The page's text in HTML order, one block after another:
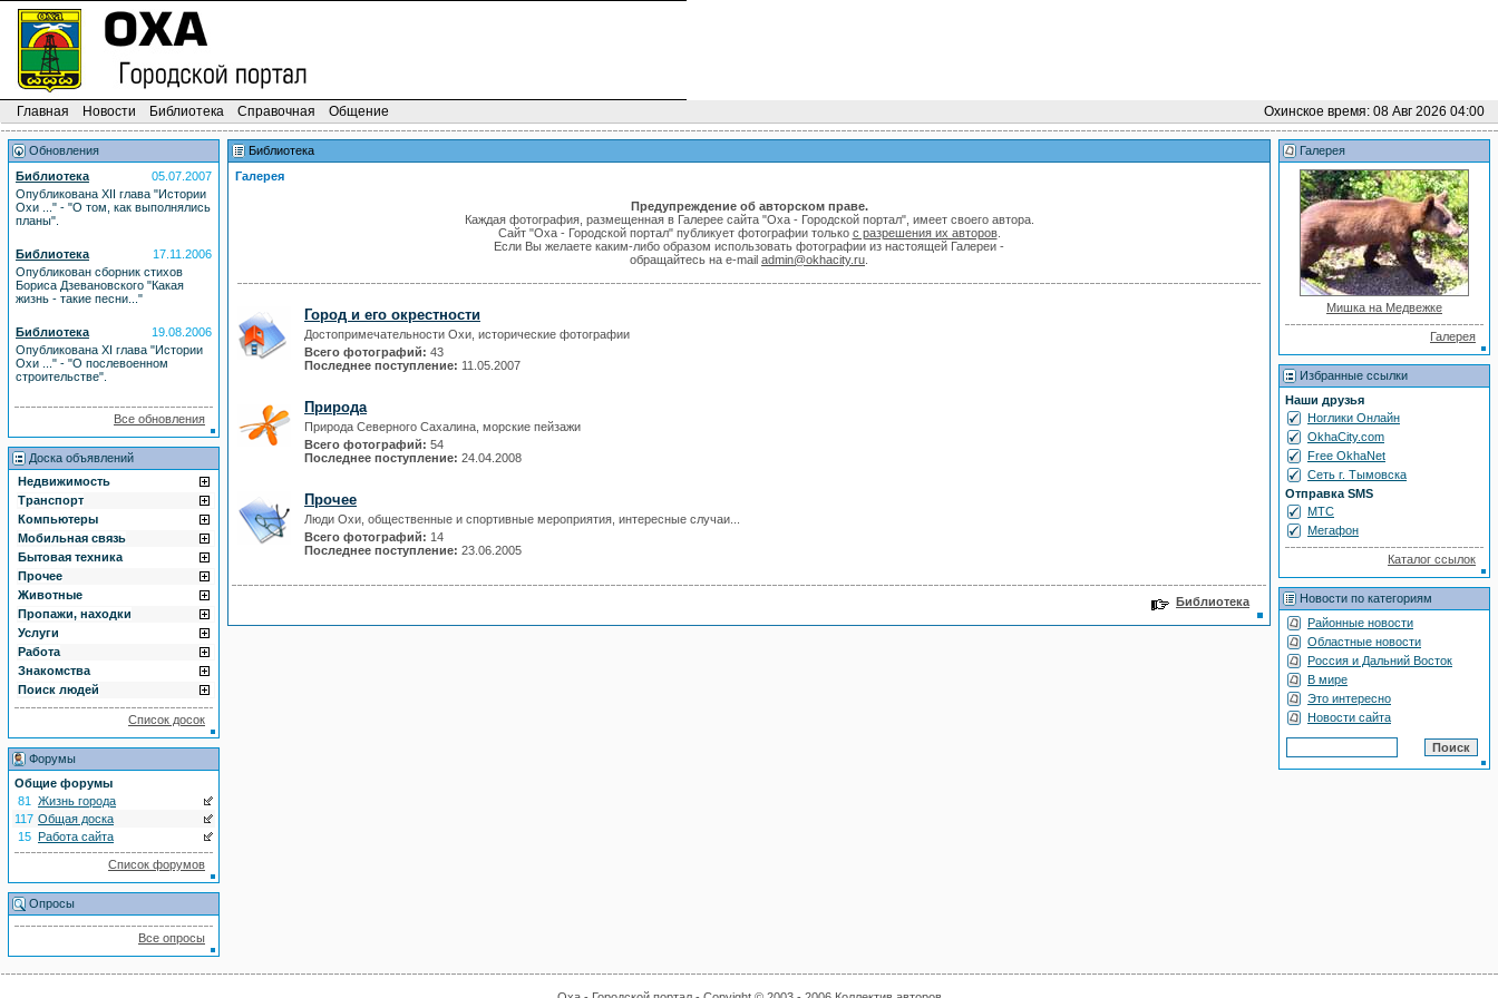
Главная Новости Библиотека Справочная Общение Охинское время: 08 Авг 2026 04:00
Обновления
Библиотека
05.07.2007
Опубликована XII глава "Истории
Охи ..." - "О том, как выполнялись
планы".
Библиотека
17.11.2006
Опубликован сборник стихов
Бориса Дзевановского "Какая
жизнь - такие песни..."
Библиотека
19.08.2006
Опубликована XI глава "Истории
Охи ..." - "О послевоенном
строительстве".
Все обновления
Доска объявлений
Недвижимость
Транспорт
Компьютеры
Мобильная связь
Бытовая техника
Прочее
Животные
Пропажи, находки
Услуги
Работа
Знакомства
Поиск людей
Список досок
Форумы
Общие форумы
81
Жизнь города
117 Общая доска
15 Работа сайта
Список форумов
Опросы
Все опросы
Библиотека
Галерея
Предупреждение об авторском праве.
Каждая фотография, размещенная в Галерее сайта "Оха - Городской портал", имеет своего автора.
Сайт "Оха - Городской портал" публикует фотографии только с разрешения их авторов.
Если Вы желаете каким-либо образом использовать фотографии из настоящей Галереи -
обращайтесь на e-mail admin@okhacity.ru
Город и его окрестности
Достопримечательности Охи, исторические фотографии
Всего фотографий: 43
Последнее поступление: 11.05.2007
Природа
Природа Северного Сахалина, морские пейзажи
Всего фотографий: 54
Последнее поступление: 24.04.2008
Прочее
Люди Охи, общественные и спортивные мероприятия, интересные случаи...
Всего фотографий: 14
Последнее поступление: 23.06.2005
Библиотека
Галерея
Мишка на Медвежке
Галерея
Избранные ссылки
Наши друзья
Ноглики Онлайн
OkhaCity.com
Free OkhaNet
Сеть г. Тымовска
Отправка SMS
МТС
Мегафон
Каталог ссылок
Новости по категориям
Районные новости
Областные новости
Россия и Дальний Восток
В мире
Это интересно
Новости сайта